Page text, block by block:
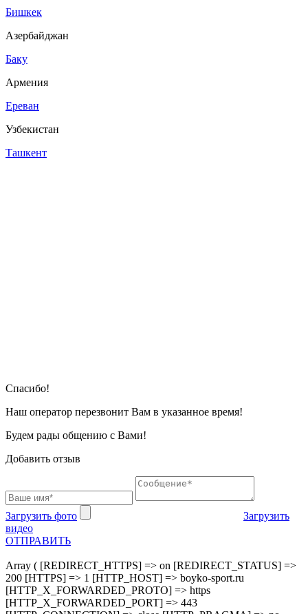
Бишкек
Азербайджан
Баку
Армения
Ереван
Узбекистан
Ташкент
Cпасибо!
Наш оператор перезвонит Вам в указанное время!
Будем рады общению с Вами!
Добавить отзыв
Загрузить фото
Загрузить
видео
ОТПРАВИТЬ
Array ( [REDIRECT_HTTPS] => on [REDIRECT_STATUS] =>
200 [HTTPS] => 1 [HTTP_HOST] => boyko-sport.ru
[HTTP_X_FORWARDED_PROTO] => https
[HTTP_X_FORWARDED_PORT] => 443